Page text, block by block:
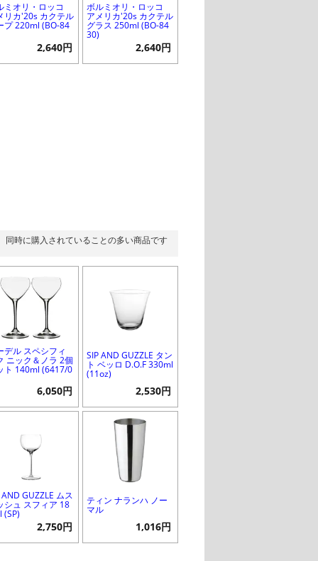
ミオリ・ロッコ
リカ'20s カクテル
プ 220ml (BO-84
2,640円
ボルミオリ・ロッコ
アメリカ'20s カクテル
グラス 250ml (BO-84
30)
2,640円
同時に購入されていることの多い商品です
デル スペシフィ
ニック＆ノラ 2個
ト 140ml (6417/0
6,050円
SIP AND GUZZLE タン
ト ベッロ D.O.F 330ml
(11oz)
2,530円
AND GUZZLE ムス
シュ スフィア 18
(SP)
2,750円
ティン ナランハ ノー
マル
1,016円